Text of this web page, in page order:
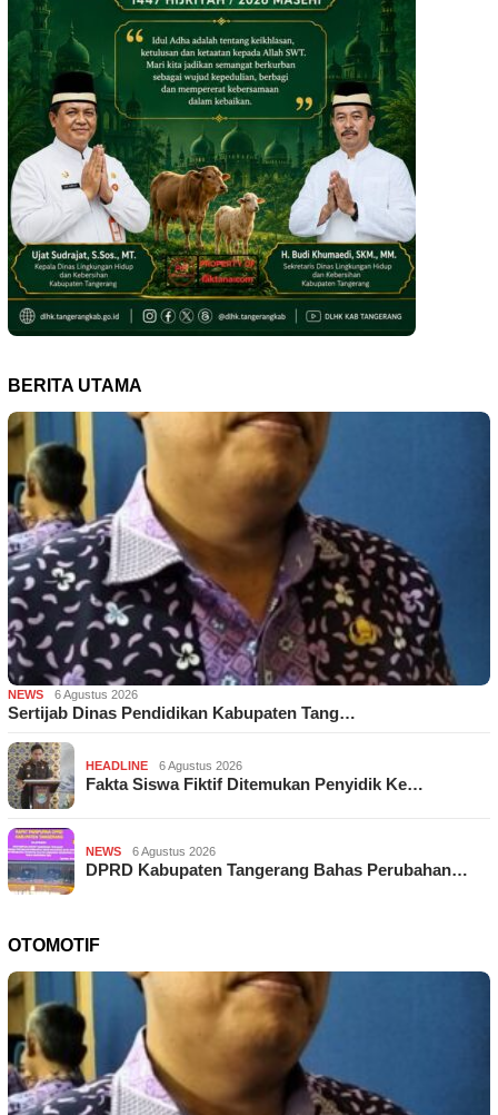
BERITA UTAMA
NEWS 6 Agustus 2026
Sertijab Dinas Pendidikan Kabupaten Tang…
HEADLINE 6 Agustus 2026
Fakta Siswa Fiktif Ditemukan Penyidik Ke…
NEWS 6 Agustus 2026
DPRD Kabupaten Tangerang Bahas Perubahan…
OTOMOTIF